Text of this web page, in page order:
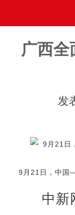
广西全
发
9月21日，中国
中新网